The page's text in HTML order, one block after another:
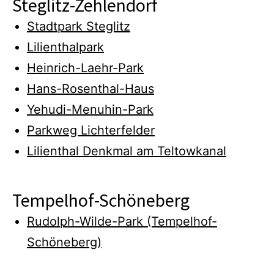
Steglitz-Zehlendorf
Stadtpark Steglitz
Lilienthalpark
Heinrich-Laehr-Park
Hans-Rosenthal-Haus
Yehudi-Menuhin-Park
Parkweg Lichterfelder
Lilienthal Denkmal am Teltowkanal
Tempelhof-Schöneberg
Rudolph-Wilde-Park (Tempelhof-
Schöneberg)